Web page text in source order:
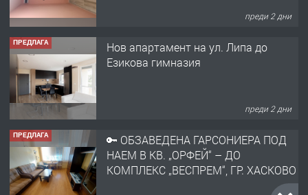
преди 2 дни
ПРЕДЛАГА
Нов апартамент на ул. Липа до
Езикова гимназия
преди 2 дни
ПРЕДЛАГА
🔑 ОБЗАВЕДЕНА ГАРСОНИЕРА ПОД
НАЕМ В КВ. „ОРФЕЙ“ – ДО
КОМПЛЕКС „ВЕСПРЕМ“, ГР. ХАСКОВО